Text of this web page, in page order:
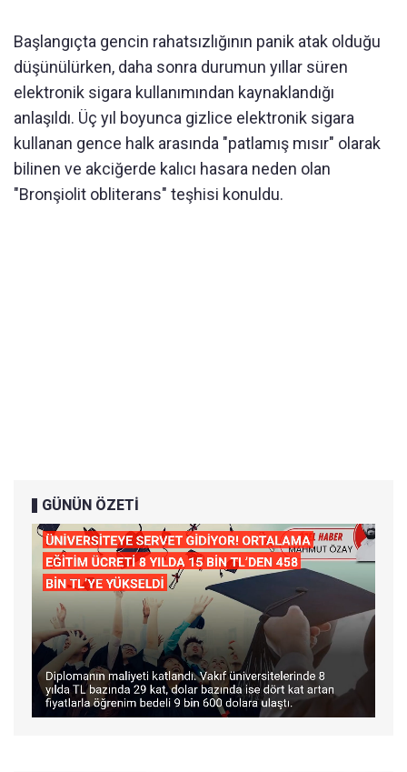
Başlangıçta gencin rahatsızlığının panik atak olduğu
düşünülürken, daha sonra durumun yıllar süren
elektronik sigara kullanımından kaynaklandığı
anlaşıldı. Üç yıl boyunca gizlice elektronik sigara
kullanan gence halk arasında "patlamış mısır" olarak
bilinen ve akciğerde kalıcı hasara neden olan
"Bronşiolit obliterans" teşhisi konuldu.
GÜNÜN ÖZETİ